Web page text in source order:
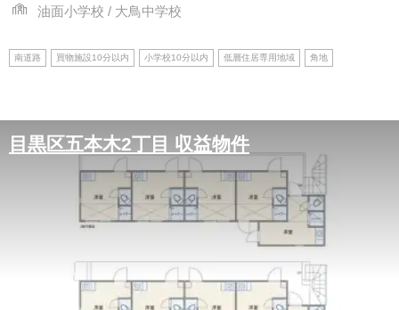
油面小学校 / 大鳥中学校
南道路 買物施設10分以内 小学校10分以内 低層住居専用地域 角地
目黒区五本木2丁目 収益物件